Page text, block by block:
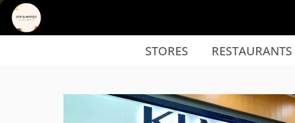
Ir al contenido principal
STORES RESTAURANTS